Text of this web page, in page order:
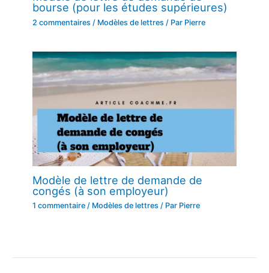
bourse (pour les études supérieures)
2 commentaires / Modèles de lettres / Par Pierre
Modèle de lettre de demande de
congés (à son employeur)
1 commentaire / Modèles de lettres / Par Pierre